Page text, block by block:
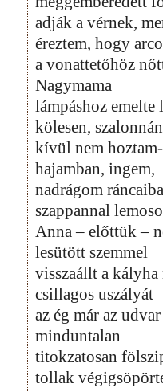
adják a vérnek,
éreztem, hogy
a vonattetőhöz
Nagymama
lámpáshoz emelte
kölesen, szalonnán
kívül nem
hajamban, ingem,
nadrágom
szappannal
Anna – előttük –
lesütött szemmel
visszaállt a
csillagos uszályát
az ég már az
minduntalan
titokzatosan
tollak